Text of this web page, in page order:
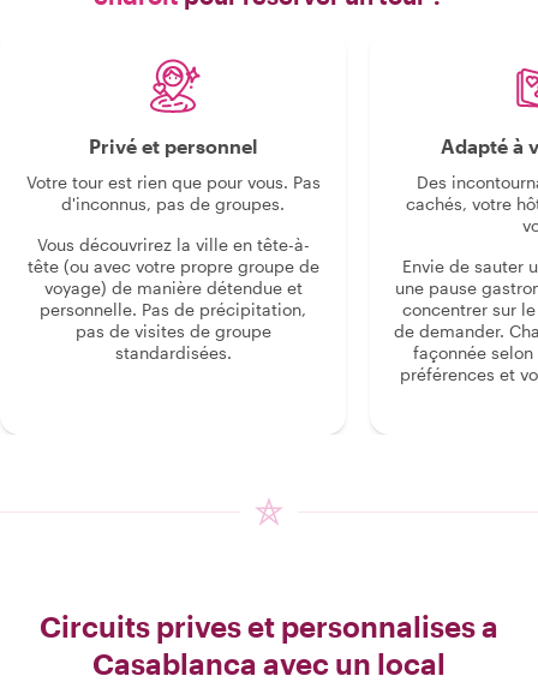
monde. Nous avons terminé la visite
en disant au
expérience
Privé et personnel
Votre tour est rien que pour vous. Pas
d'inconnus, pas de groupes.
Vous découvrirez la ville en tête-à-
tête (ou avec votre propre groupe de
voyage) de manière détendue et
personnelle. Pas de précipitation,
pas de visites de groupe
standardisées.
Adapté à
Des
cachés, votre
Envie de sauter
une pause
concentrer sur
de demander.
façonnée
préférences et
Circuits prives et personnalises a
Casablanca avec un local